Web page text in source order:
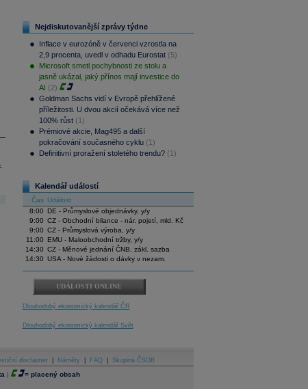
Nejdiskutovanější zprávy týdne
Inflace v eurozóně v červenci vzrostla na
2,9 procenta, uvedl v odhadu Eurostat (5)
Microsoft smetl pochybnosti ze stolu a
jasně ukázal, jaký přínos mají investice do
AI (2)
Goldman Sachs vidí v Evropě přehlížené
příležitosti. U dvou akcií očekává více než
100% růst (1)
Prémiové akcie, Mag495 a další
pokračování současného cyklu (1)
Definitivní proražení stoletého trendu? (1)
Kalendář událostí
Čas Událost
8:00
DE - Průmyslové objednávky, y/y
9:00 CZ - Obchodní bilance - nár. pojetí, mld. Kč
9:00 CZ - Průmyslová výroba, y/y
11:00
EMU - Maloobchodní tržby, y/y
14:30 CZ - Měnové jednání ČNB, zákl. sazba
14:30 USA - Nové žádosti o dávky v nezam.
UDÁLOSTI ONLINE
Dlouhodobý ekonomický kalendář ČR
Dlouhodobý ekonomický kalendář Svět
disclaimer Náměty FAQ Skupina ČSOB
| = placený obsah